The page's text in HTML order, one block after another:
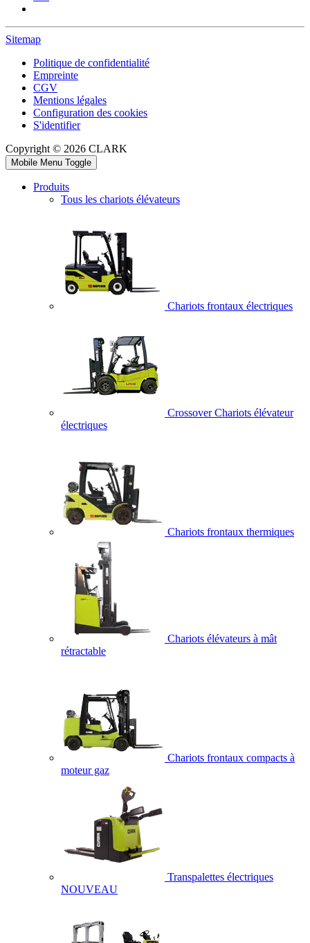
Sitemap
Politique de confidentialité
Empreinte
CGV
Mentions légales
Configuration des cookies
S'identifier
Copyright © 2026 CLARK
Mobile Menu Toggle
Produits
Tous les chariots élévateurs
Chariots frontaux électriques
Crossover Chariots élévateur
électriques
Chariots frontaux thermiques
Chariots élévateurs à mât
rétractable
Chariots frontaux compacts à
moteur gaz
Transpalettes électriques
NOUVEAU